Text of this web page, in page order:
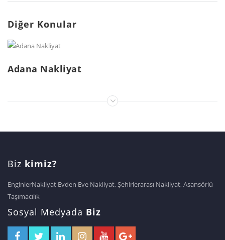
Diğer Konular
Adana Nakliyat
Biz kimiz?
EnginlerNakliyat Evden Eve Nakliyat, Şehirlerarası Nakliyat, Asansörlü
Taşımacılık
Sosyal Medyada Biz